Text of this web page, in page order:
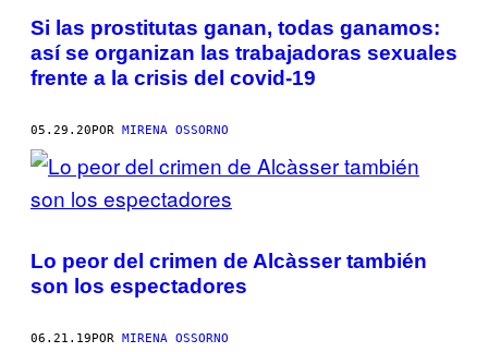
AUTHOR
Si las prostitutas ganan, todas ganamos:
así se organizan las trabajadoras sexuales
frente a la crisis del covid-19
05.29.20POR MIRENA OSSORNO
Lo peor del crimen de Alcàsser también
son los espectadores
06.21.19POR MIRENA OSSORNO